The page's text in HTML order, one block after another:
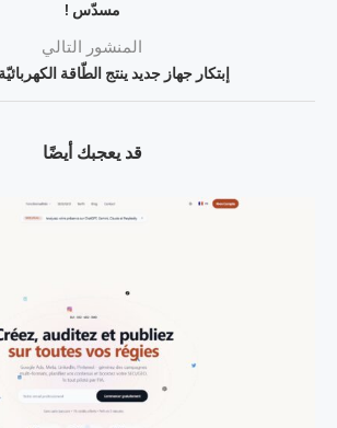
مسدّس !
المنشور التالي
إبتكار جهاز جديد ينتج الطّاقة
قد يعجبك أيضًا